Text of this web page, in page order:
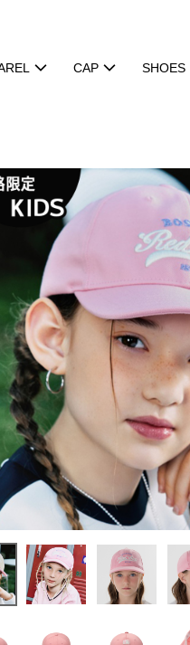
CAP SHOES